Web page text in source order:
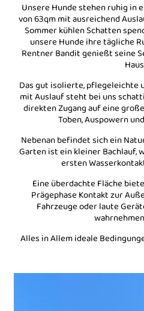
Unsere Hunde stehen ruhig in
von 63qm mit ausreichend
Sommer kühlen Schatten
unsere Hunde ihre tägliche
Rentner Bandit genießt seine
Haus
Das gut isolierte, pflegeleichte
mit Auslauf steht bei uns
direkten Zugang auf eine
Toben, Auspowern
Nebenan befindet sich ein
Garten ist ein kleiner Bachlauf,
ersten
Eine überdachte Fläche
Prägephase Kontakt zur
Fahrzeuge oder laute
Alles in Allem ideale